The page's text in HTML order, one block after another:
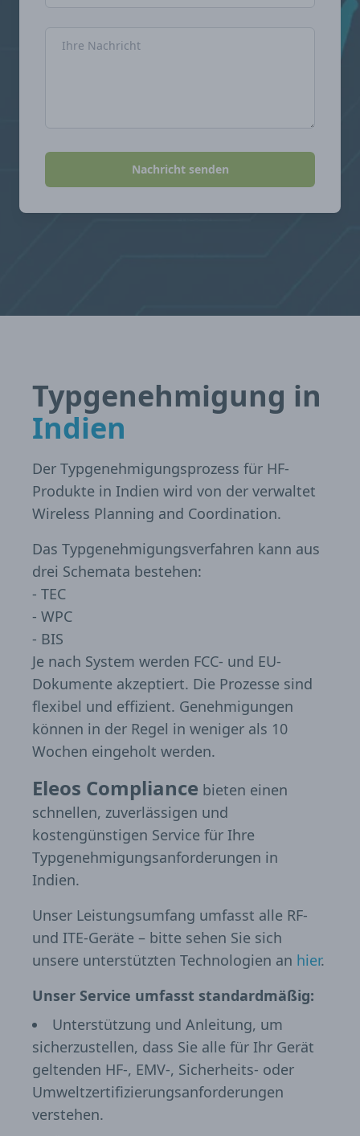
Nachricht senden
Typgenehmigung in
Indien
Der Typgenehmigungsprozess für HF-
Produkte in Indien wird von der verwaltet
Wireless Planning and Coordination.
Das Typgenehmigungsverfahren kann aus
drei Schemata bestehen:
- TEC
- WPC
- BIS
Je nach System werden FCC- und EU-
Dokumente akzeptiert. Die Prozesse sind
flexibel und effizient. Genehmigungen
können in der Regel in weniger als 10
Wochen eingeholt werden.
Eleos Compliance bieten einen
schnellen, zuverlässigen und
kostengünstigen Service für Ihre
Typgenehmigungsanforderungen in
Indien.
Unser Leistungsumfang umfasst alle RF-
und ITE-Geräte – bitte sehen Sie sich
unsere unterstützten Technologien an hier.
Unser Service umfasst standardmäßig:
Unterstützung und Anleitung, um
sicherzustellen, dass Sie alle für Ihr Gerät
geltenden HF-, EMV-, Sicherheits- oder
Umweltzertifizierungsanforderungen
verstehen.